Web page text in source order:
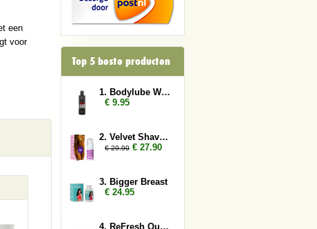
een
voor
Top 5 beste producten
1. Bodylube Water Based 250ml
€ 9.95
2. Velvet Shave 2x
€ 29.90 € 27.90
3. Bigger Breast
€ 24.95
4. ReFresh Quick Flush 6x